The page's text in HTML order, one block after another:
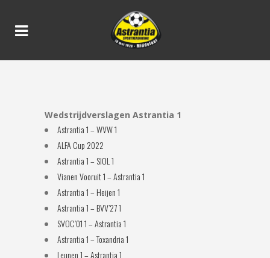
Wedstrijdverslagen Astrantia 1
Astrantia 1 – WVW 1
ALFA Cup 2022
Astrantia 1 – SIOL 1
Vianen Vooruit 1 – Astrantia 1
Astrantia 1 – Heijen 1
Astrantia 1 – BVV’27 1
SVOC’01 1 – Astrantia 1
Astrantia 1 – Toxandria 1
Leunen 1 – Astrantia 1